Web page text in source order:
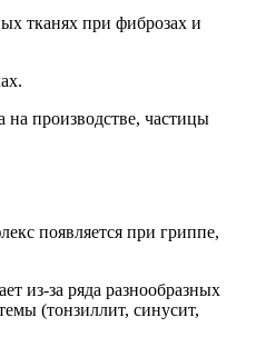
тканях при фиброзах и
на производстве, частицы
появляется при гриппе,
из-за ряда разнообразных
(тонзиллит, синусит,